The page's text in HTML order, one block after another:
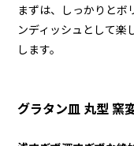
まずは、しっかりとボ
ンディッシュとして楽
します。
グラタン皿 丸型 窯